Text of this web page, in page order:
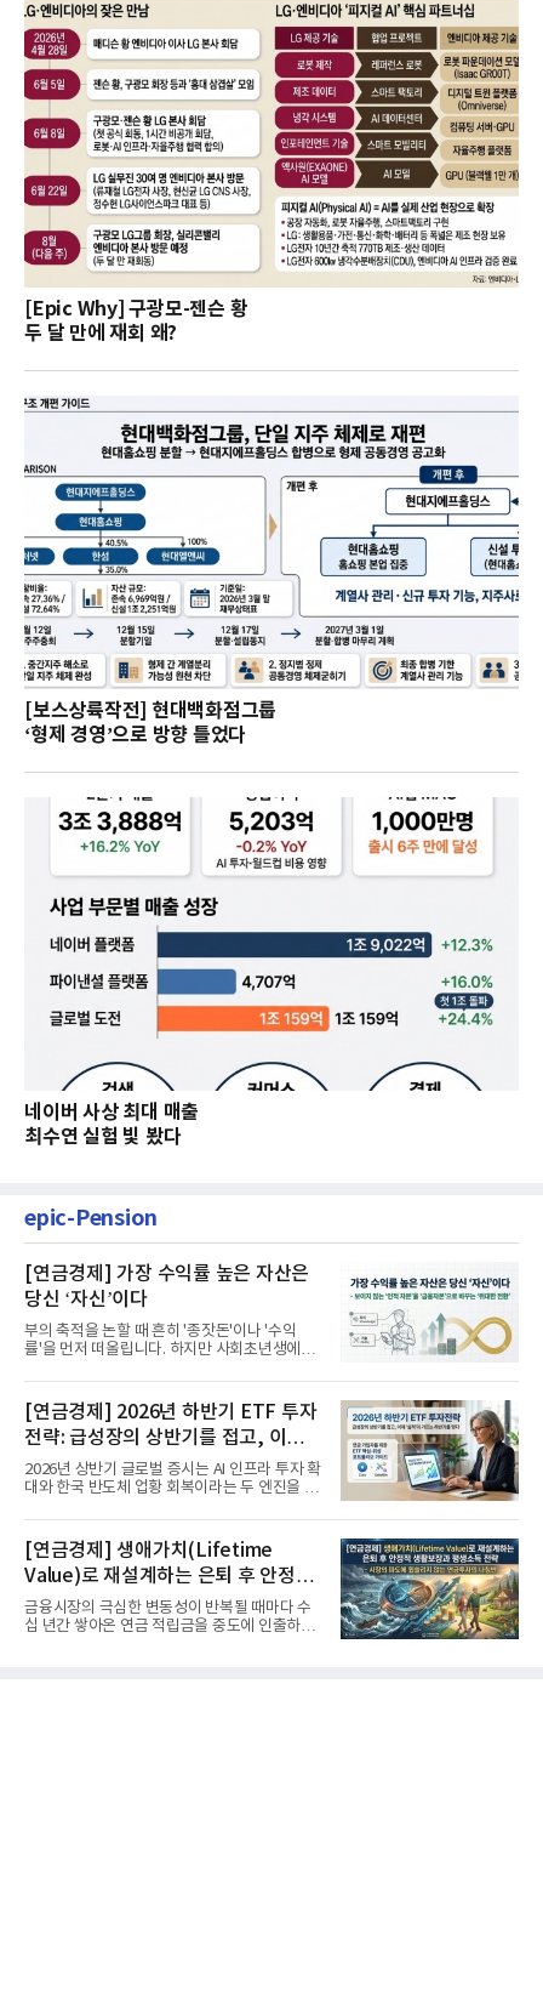
[Epic Why] 구광모-젠슨 황
두 달 만에 재회 왜?
[보스상륙작전] 현대백화점그룹
‘형제 경영’으로 방향 틀었다
네이버 사상 최대 매출
최수연 실험 빛 봤다
epic-Pension
[연금경제] 가장 수익률 높은 자산은
당신 ‘자신’이다
부의 축적을 논할 때 흔히 '종잣돈'이나 '수익
률'을 먼저 떠올립니다. 하지만 사회초년생에게
[연금경제] 2026년 하반기 ETF 투자
전략: 급성장의 상반기를 접고, 이제
'실적'이 가르는 하반기를 맞다
2026년 상반기 글로벌 증시는 AI 인프라 투자 확
대와 한국 반도체 업황 회복이라는 두 엔진을 달
[연금경제] 생애가치(Lifetime
Value)로 재설계하는 은퇴 후 안정적
생활보장과 평생소득 전략
금융시장의 극심한 변동성이 반복될 때마다 수
십 년간 쌓아온 연금 적립금을 중도에 인출하거